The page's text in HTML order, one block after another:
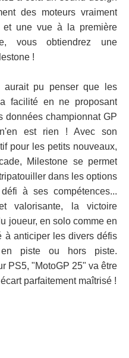
des moteurs vraiment
et une vue à la première
vous obtiendrez une
!
aurait pu penser que les
facilité en ne proposant
données championnat GP
est rien ! Avec son
pour les petits nouveaux,
Milestone se permet
dans les options
à ses compétences...
valorisante, la victoire
joueur, en solo comme en
à anticiper les divers défis
piste ou hors piste.
PS5, "MotoGP 25" va être
parfaitement maîtrisé !